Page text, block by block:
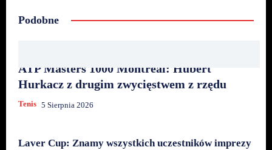
Podobne
ATP Masters 1000 Montreal: Hubert
Hurkacz z drugim zwycięstwem z rzędu
Tenis 5 Sierpnia 2026
Laver Cup: Znamy wszystkich uczestników imprezy